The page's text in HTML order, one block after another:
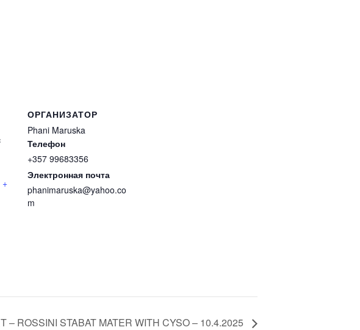
+
ОРГАНИЗАТОР
Phani Maruska
Телефон
+357 99683356
Электронная почта
phanimaruska@yahoo.co
m
– ROSSINI STABAT MATER WITH CYSO – 10.4.2025